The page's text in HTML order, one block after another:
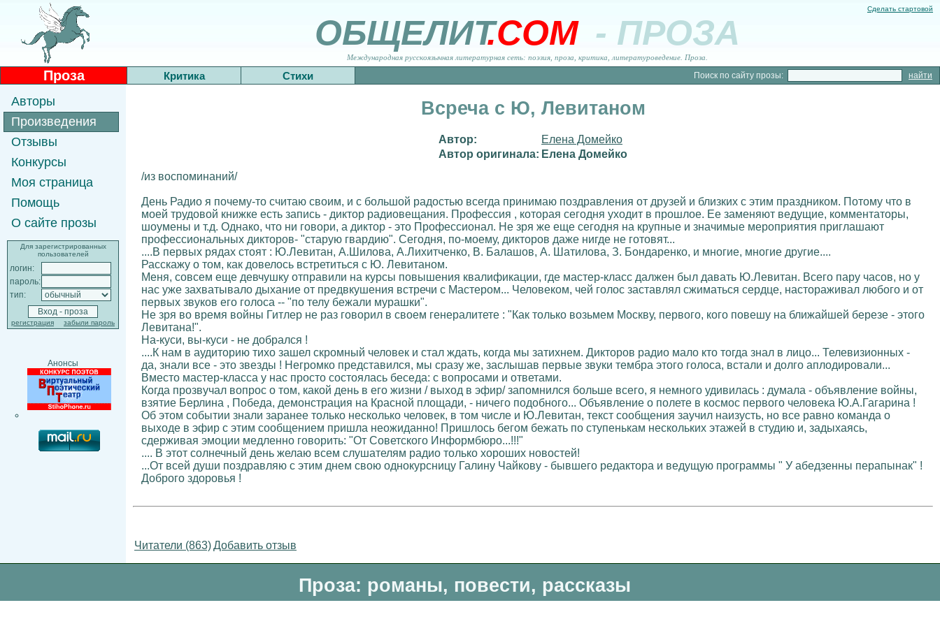
Сделать стартовой
ОБЩЕЛИТ.COM - ПРОЗА
Международная русскоязычная литературная сеть: поэзия, проза, критика, литературоведение. Проза.
Проза Критика Стихи Поиск по сайту прозы:
Авторы
Произведения
Отзывы
Конкурсы
Моя страница
Помощь
О сайте прозы
Для зарегистрированных
пользователей
логин:
пароль:
тип:
регистрация забыли пароль
Анонсы
Всреча с Ю, Левитаном
Автор:
Елена Домейко
Автор оригинала: Елена Домейко
/из воспоминаний/
День Радио я почему-то считаю своим, и с большой радостью всегда принимаю поздравления от друзей и близких с этим праздником. Потому что в
моей трудовой книжке есть запись - диктор радиовещания. Профессия , которая сегодня уходит в прошлое. Ее заменяют ведущие, комментаторы,
шоумены и т.д. Однако, что ни говори, а диктор - это Профессионал. Не зря же еще сегодня на крупные и значимые мероприятия приглашают
профессиональных дикторов- "старую гвардию". Сегодня, по-моему, дикторов даже нигде не готовят...
....В первых рядах стоят : Ю.Левитан, А.Шилова, А.Лихитченко, В. Балашов, А. Шатилова, З. Бондаренко, и многие, многие другие....
Расскажу о том, как довелось встретиться с Ю. Левитаном.
Меня, совсем еще девчушку отправили на курсы повышения квалификации, где мастер-класс далжен был давать Ю.Левитан. Всего пару часов, но у
нас уже захватывало дыхание от предвкушения встречи c Мастером... Человеком, чей голос заставлял сжиматься сердце, настораживал любого и от
первых звуков его голоса -- "по телу бежали мурашки".
Не зря во время войны Гитлер не раз говорил в своем генералитете : "Как только возьмем Москву, первого, кого повешу на ближайшей березе - этого
Левитана!".
На-куси, вы-куси - не добрался !
....К нам в аудиторию тихо зашел скромный человек и стал ждать, когда мы затихнем. Дикторов радио мало кто тогда знал в лицо... Телевизионных -
да, знали все - это звезды ! Негромко представился, мы сразу же, заслышав первые звуки тембра этого голоса, встали и долго аплодировали...
Вместо мастер-класса у нас просто состоялась беседа: с вопросами и ответами.
Когда прозвучал вопрос о том, какой день в его жизни / выход в эфир/ запомнился больше всего, я немного удивилась : думала - объявление войны,
взятие Берлина , Победа, демонстрация на Красной площади, - ничего подобного... Объявление о полете в космос первого человека Ю.А.Гагарина !
Об этом событии знали заранее только несколько человек, в том числе и Ю.Левитан, текст сообщения заучил наизусть, но все равно команда о
выходе в эфир с этим сообщением пришла неожиданно! Пришлось бегом бежать по ступенькам нескольких этажей в студию и, задыхаясь,
сдерживая эмоции медленно говорить: "От Советского Информбюро...!!!"
.... В этот солнечный день желаю всем слушателям радио только хороших новостей!
...От всей души поздравляю с этим днем свою однокурсницу Галину Чайкову - бывшего редактора и ведущую программы " У абедзенны перапынак" !
Доброго здоровья !
Читатели (863)Добавить отзыв
Проза: романы, повести, рассказы